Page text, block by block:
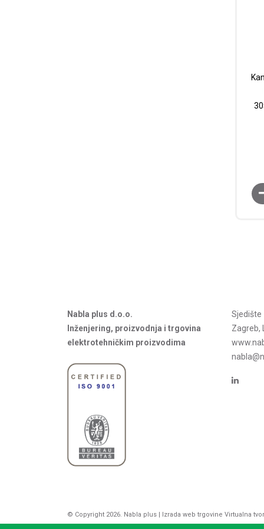
Nabla plus d.o.o.
Inženjering, proizvodnja i trgovina
elektrotehničkim proizvodima
Sjedište
Zagreb,
© Copyright 2026. Nabla plus | Izrada web trgovine Virtualna